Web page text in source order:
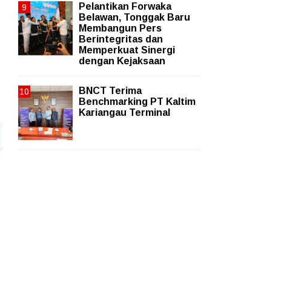
Pelantikan Forwaka
Belawan, Tonggak Baru
Membangun Pers
Berintegritas dan
Memperkuat Sinergi
dengan Kejaksaan
BNCT Terima
Benchmarking PT Kaltim
Kariangau Terminal